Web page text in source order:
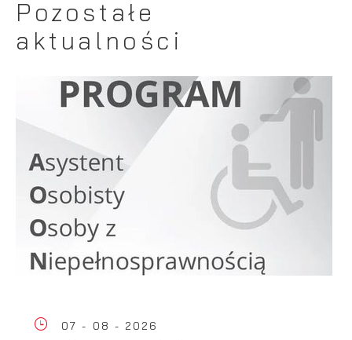
Pozostałe
aktualności
07 - 08 - 2026